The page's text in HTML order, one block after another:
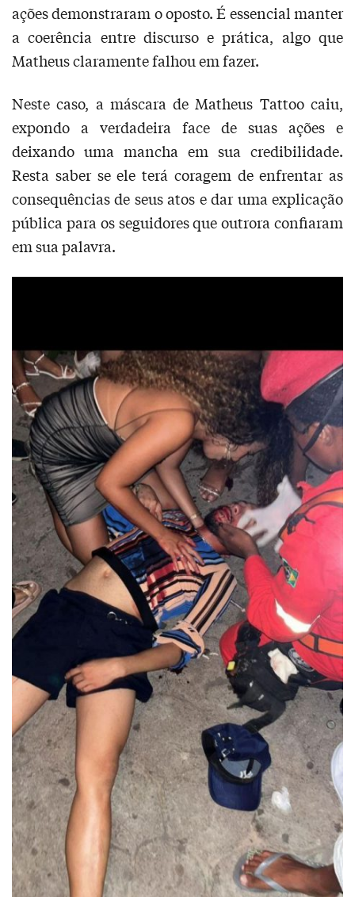
ações demonstraram o oposto. É essencial manter
a coerência entre discurso e prática, algo que
Matheus claramente falhou em fazer.
Neste caso, a máscara de Matheus Tattoo caiu,
expondo a verdadeira face de suas ações e
deixando uma mancha em sua credibilidade.
Resta saber se ele terá coragem de enfrentar as
consequências de seus atos e dar uma explicação
pública para os seguidores que outrora confiaram
em sua palavra.